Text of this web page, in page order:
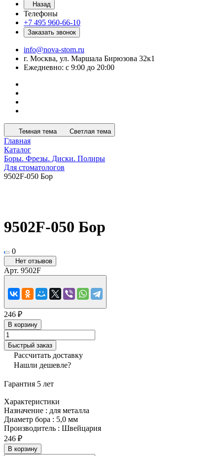
Назад
Телефоны
+7 495 960-66-10
Заказать звонок
info@nova-stom.ru
г. Москва, ул. Маршала Бирюзова 32к1
Ежедневно: с 9:00 до 20:00
Темная тема Светлая тема
Главная
Каталог
Боры. Фрезы. Диски. Полиры
Для стоматологов
9502F-050 Бор
9502F-050 Бор
0
Нет отзывов
Арт. 9502F
246 ₽
В корзину
Быстрый заказ
Рассчитать доставку
Нашли дешевле?
Гарантия 5 лет
Характеристики
Назначение : для металла
Диаметр бора : 5,0 мм
Производитель : Швейцария
246 ₽
В корзину